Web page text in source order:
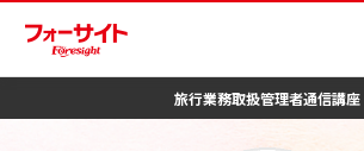
旅行業務取扱管理者通信講座